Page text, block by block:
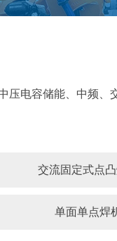
压电容储能、中频、
交流固定式点
单面单点焊